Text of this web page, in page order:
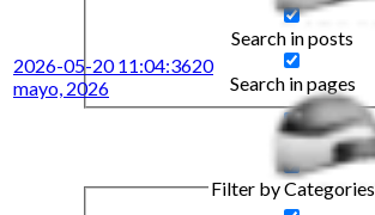
Search in posts
Search in pages
Filter by Categories
2026-05-20 11:04:3620
mayo, 2026